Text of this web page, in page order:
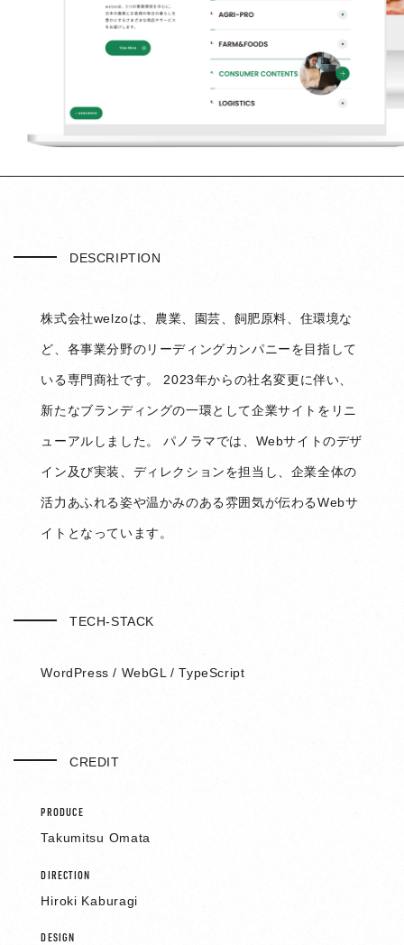
DESCRIPTION
株式会社welzoは、農業、園芸、飼肥原料、住環境な
ど、各事業分野のリーディングカンパニーを目指して
いる専門商社です。 2023年からの社名変更に伴い、
新たなブランディングの一環として企業サイトをリニ
ューアルしました。 パノラマでは、Webサイトのデザ
イン及び実装、ディレクションを担当し、企業全体の
活力あふれる姿や温かみのある雰囲気が伝わるWebサ
イトとなっています。
TECH-STACK
WordPress / WebGL / TypeScript
CREDIT
PRODUCE
Takumitsu Omata
DIRECTION
Hiroki Kaburagi
DESIGN